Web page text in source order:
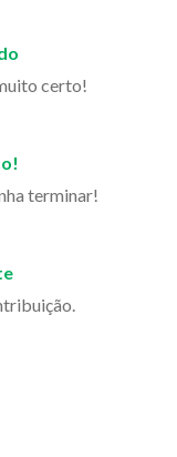
certo!
terminar!